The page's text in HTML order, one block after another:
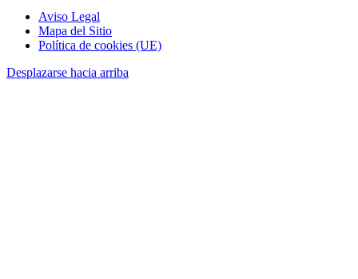
Aviso Legal
Mapa del Sitio
Política de cookies (UE)
Desplazarse hacia arriba